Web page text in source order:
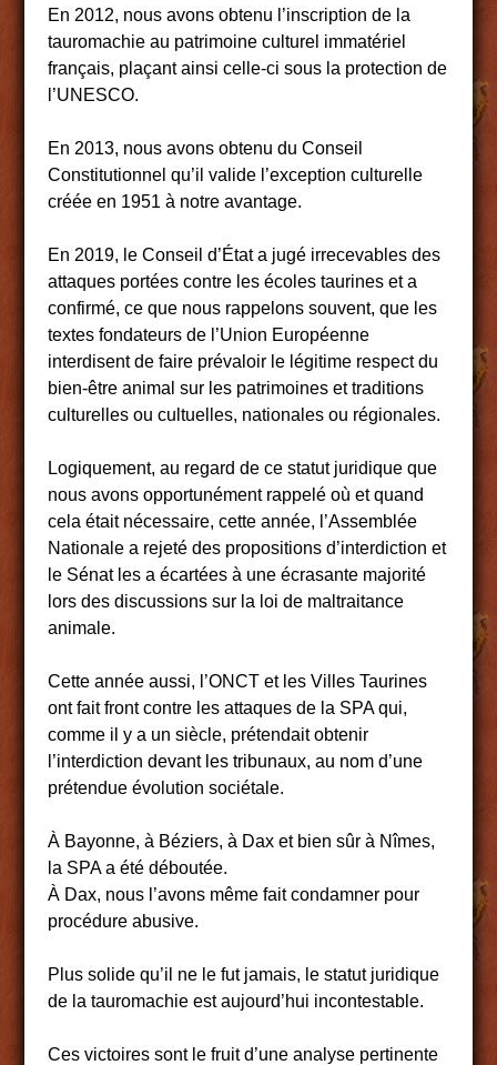
En 2012, nous avons obtenu l’inscription de la
tauromachie au patrimoine culturel immatériel
français, plaçant ainsi celle-ci sous la protection de
l’UNESCO.
En 2013, nous avons obtenu du Conseil
Constitutionnel qu’il valide l’exception culturelle
créée en 1951 à notre avantage.
En 2019, le Conseil d’État a jugé irrecevables des
attaques portées contre les écoles taurines et a
confirmé, ce que nous rappelons souvent, que les
textes fondateurs de l’Union Européenne
interdisent de faire prévaloir le légitime respect du
bien-être animal sur les patrimoines et traditions
culturelles ou cultuelles, nationales ou régionales.
Logiquement, au regard de ce statut juridique que
nous avons opportunément rappelé où et quand
cela était nécessaire, cette année, l’Assemblée
Nationale a rejeté des propositions d’interdiction et
le Sénat les a écartées à une écrasante majorité
lors des discussions sur la loi de maltraitance
animale.
Cette année aussi, l’ONCT et les Villes Taurines
ont fait front contre les attaques de la SPA qui,
comme il y a un siècle, prétendait obtenir
l’interdiction devant les tribunaux, au nom d’une
prétendue évolution sociétale.
À Bayonne, à Béziers, à Dax et bien sûr à Nîmes,
la SPA a été déboutée.
À Dax, nous l’avons même fait condamner pour
procédure abusive.
Plus solide qu’il ne le fut jamais, le statut juridique
de la tauromachie est aujourd’hui incontestable.
Ces victoires sont le fruit d’une analyse pertinente